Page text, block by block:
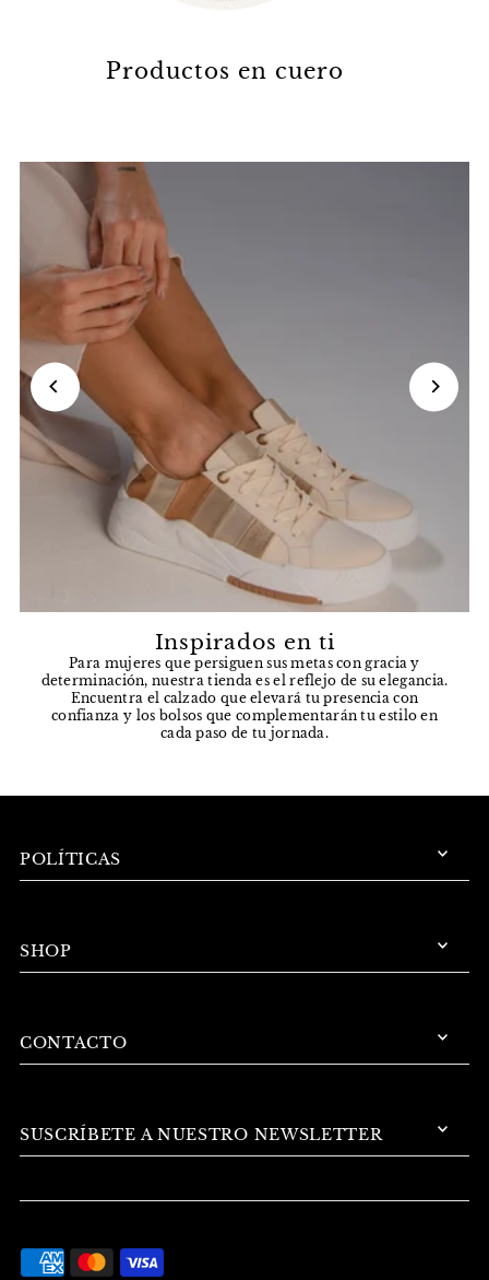
Productos en cuero
Inspirados en ti
Para mujeres que persiguen sus metas con gracia y
determinación, nuestra tienda es el reflejo de su elegancia.
Encuentra el calzado que elevará tu presencia con
confianza y los bolsos que complementarán tu estilo en
cada paso de tu jornada.
POLÍTICAS
SHOP
CONTACTO
SUSCRÍBETE A NUESTRO NEWSLETTER